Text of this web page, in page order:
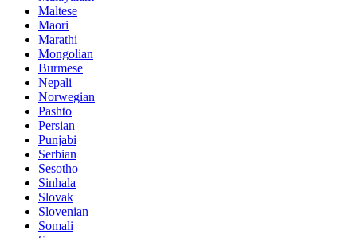
Maltese
Maori
Marathi
Mongolian
Burmese
Nepali
Norwegian
Pashto
Persian
Punjabi
Serbian
Sesotho
Sinhala
Slovak
Slovenian
Somali